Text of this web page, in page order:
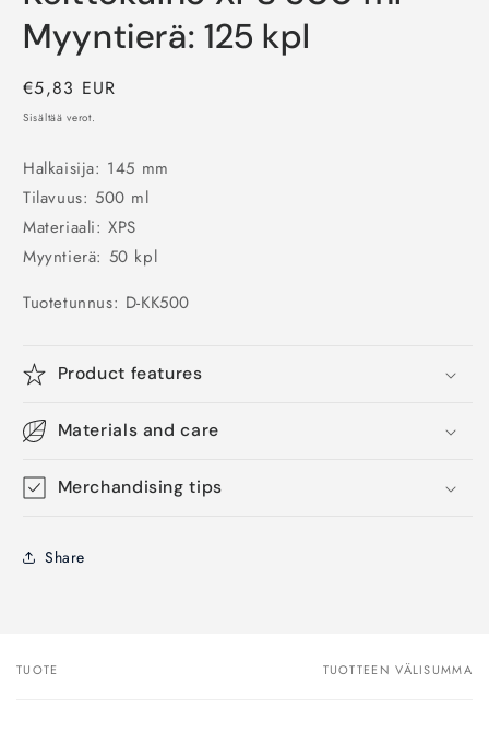
modaalisessa
ikkunassa
Myyntierä: 125 kpl
Normaalihinta
€5,83 EUR
Sisältää verot.
Halkaisija: 145 mm
Tilavuus: 500 ml
Materiaali: XPS
Myyntierä: 50 kpl
Tuotetunnus: D-KK500
Product features
Materials and care
Merchandising tips
Share
Ostoskorisi
TUOTE TUOTTEEN VÄLISUMMA